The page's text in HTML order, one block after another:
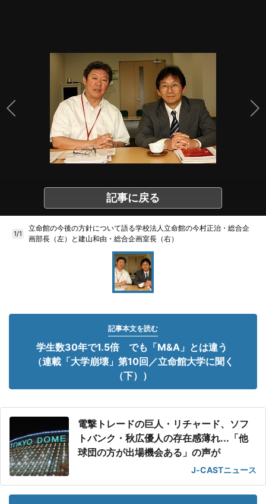
記事に戻る
1/1
立命館の今後の方針について語る学校法人立命館の今村正治・総合企
画部長（左）と建山和由・総合企画室長（右）
記事本文を読む
学生数30年で1.5倍 でも「M&A」とは違う
（連載「大学崩壊」第10回／立命館大学に聞く
（下））
電撃トレードの巨人・リチャード、ソフ
トバンク・秋広優人の存在感薄れ...「他
球団の方が出場機会ある」の声が
J-CASTニュース